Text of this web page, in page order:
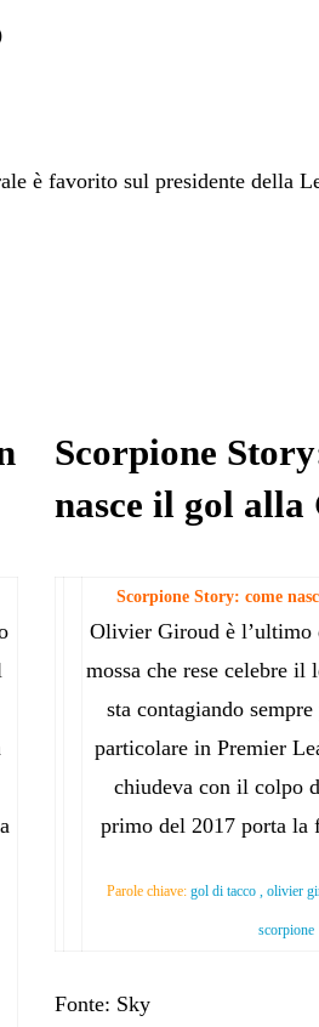
è favorito sul presidente della
Scorpione
nasce il gol alla
Scorpione Story: come
Olivier Giroud è l’ultimo
mossa che rese celebre il
sta contagiando
particolare in Premier
chiudeva con il colpo
primo del 2017 porta la
Parole chiave: gol di tacco , olivier
scorpione
Fonte: Sky